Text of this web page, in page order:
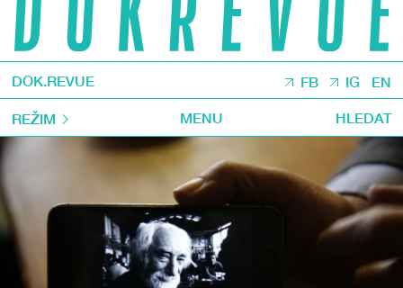
DOK.REVUE FB IG EN
REŽIM MENU HLEDAT